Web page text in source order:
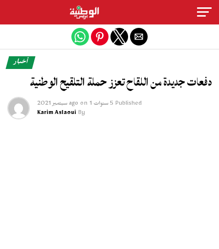
أخبار
دفعات جديدة من اللقاح تعزز حملة التلقيح الوطنية
Published 5 سنوات ago on 1 سبتمبر 2021
By
Karim Aslaoui
Exit mobile version